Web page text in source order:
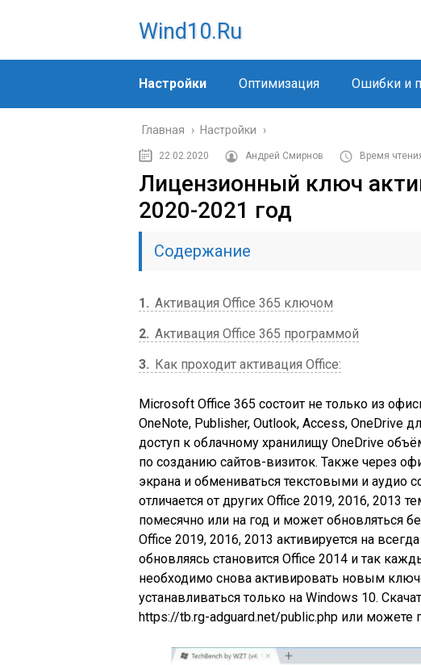
Wind10.ru
Настройки Оптимизация Ошибки и
Главная › Настройки ›
22.02.2020 Андрей Смирнов Время
Лицензионный ключ
2020-2021 год
Содержание
1
Активация Office 365 ключом
2 Активация Office 365 программой
3
Как проходит активация Office:
Microsoft Office 365 состоит не только из
OneNote, Publisher, Outlook, Access, OneDrive
доступ к облачному хранилищу OneDrive
по созданию сайтов-визиток. Также через
экрана и обмениваться текстовыми и аудио
отличается от других Office 2019, 2016, 2013
помесячно или на год и может обновляться
Office 2019, 2016, 2013 активируется на
обновляясь становится Office 2014 и так
необходимо снова активировать новым
устанавливаться только на Windows 10.
https://tb.rg-adguard.net/public.php или можете